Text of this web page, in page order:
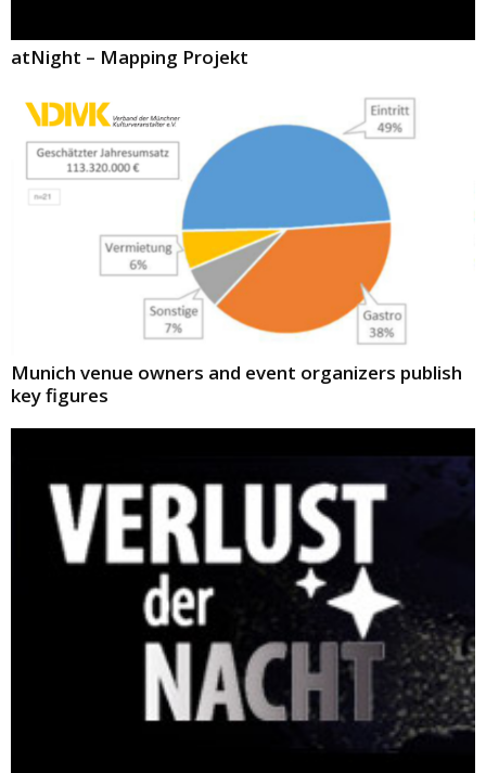
atNight – Mapping Projekt
Munich venue owners and event organizers publish
key figures